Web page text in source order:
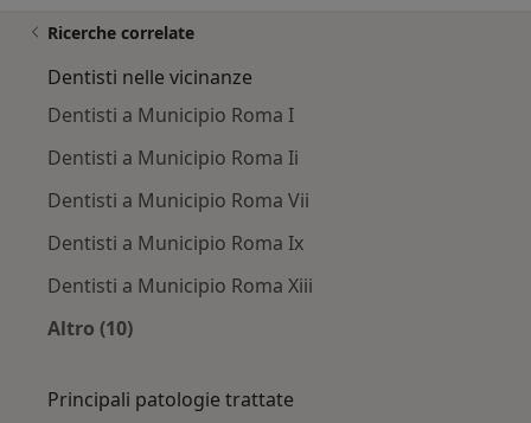
Ricerche correlate
Dentisti nelle vicinanze
Dentisti a Municipio Roma I
Dentisti a Municipio Roma Ii
Dentisti a Municipio Roma Vii
Dentisti a Municipio Roma Ix
Dentisti a Municipio Roma Xiii
Altro (10)
Principali patologie trattate